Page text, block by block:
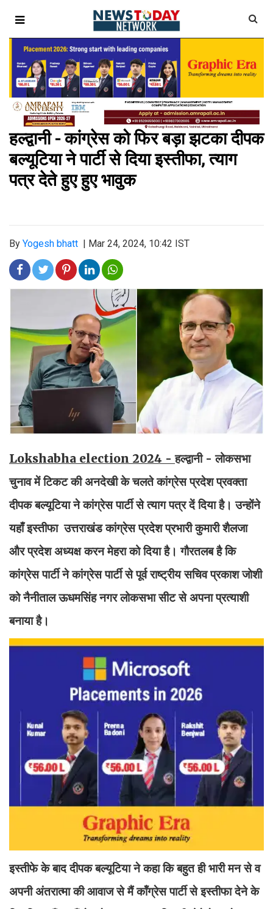
हल्द्वानी - कांग्रेस को फिर बड़ा झटका दीपक
बल्यूटिया ने पार्टी से दिया इस्तीफा, त्याग
पत्र देते हुए हुए भावुक
By Yogesh bhatt Mar 24, 2024, 10:42 IST
Lokshabha election 2024 -हल्द्वानी - लोकसभा
चुनाव में टिकट की अनदेखी के चलते कांग्रेस प्रदेश प्रवक्ता
दीपक बल्यूटिया ने कांग्रेस पार्टी से त्याग पत्र दें दिया है। उन्होंने
यहाँ इस्तीफा उत्तराखंड कांग्रेस प्रदेश प्रभारी कुमारी शैलजा
और प्रदेश अध्यक्ष करन मेहरा को दिया है। गौरतलब है कि
कांग्रेस पार्टी ने कांग्रेस पार्टी से पूर्व राष्ट्रीय सचिव प्रकाश जोशी
को नैनीताल ऊधमसिंह नगर लोकसभा सीट से अपना प्रत्याशी
बनाया है।
इस्तीफे के बाद दीपक बल्यूटिया ने कहा कि बहुत ही भारी मन से व
अपनी अंतरात्मा की आवाज से मैं कॉंग्रेस पार्टी से इस्तीफा देने के